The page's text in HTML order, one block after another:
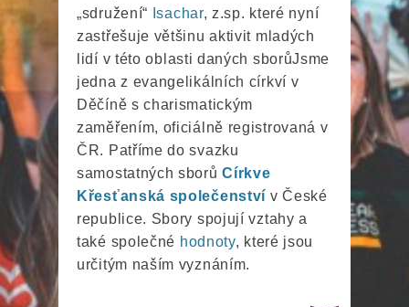
„sdružení“ Isachar, z.sp. které nyní
zastřešuje většinu aktivit mladých
lidí v této oblasti daných sborůJsme
jedna z evangelikálních církví v
Děčíně s charismatickým
zaměřením, oficiálně registrovaná v
ČR. Patříme do svazku
samostatných sborůCírkve
Křesťanská společenství v České
republice. Sbory spojují vztahy a
také společné hodnoty, které jsou
určitým naším vyznáním.